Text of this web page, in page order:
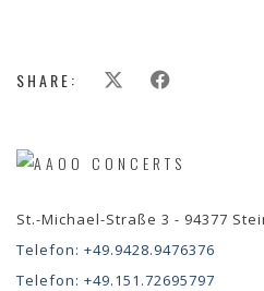
SHARE:
St.-Michael-Straße 3 - 94377
Telefon: +49.9428.9476376
Telefon: +49.151.72695797